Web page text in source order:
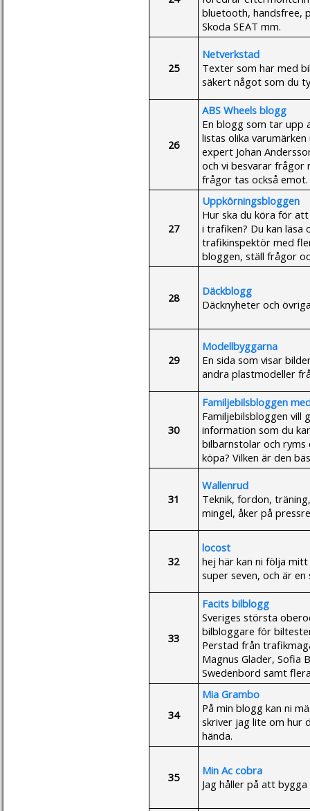
bluetooth, handsfree,
Skoda SEAT mm.
25
Netverkstad
Texter som har med
säkert något som du
26
ABS Wheels blogg
En blogg som tar upp
listas olika
expert Johan
och vi besvarar frågor
frågor tas också emot.
27
Uppkörningsbloggen
Hur ska du köra för
i trafiken? Du kan läsa
trafikinspektör med
bloggen, ställ frågor
28
Däckblogg
Däcknyheter och
29
Modellbyggarna
En sida som visar
andra plastmodeller
30
Familjebilsbloggen
Familjebilsbloggen vill
information som du
bilbarnstolar och ryms
köpa? Vilken är den
31
Wallenrud
Teknik, fordon,
mingel, åker på
32
locost
hej här kan ni följa
super seven, och är
33
Facits bilblogg
Sveriges största
bilbloggare för
Perstad från
Magnus Glader, Sofia
Swedenbord samt
34
Mia Grambo
På min blogg kan ni
skriver jag lite om hur
hända.
35
Min Ac cobra
Jag håller på att